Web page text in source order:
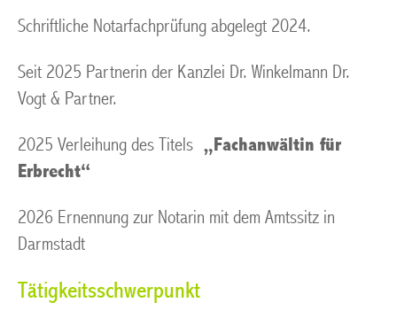
Schriftliche Notarfachprüfung abgelegt 2024.
Seit 2025 Partnerin der Kanzlei Dr. Winkelmann Dr.
Vogt & Partner.
2025 Verleihung des Titels „Fachanwältin für
Erbrecht“
2026 Ernennung zur Notarin mit dem Amtssitz in
Darmstadt
Tätigkeitsschwerpunkt